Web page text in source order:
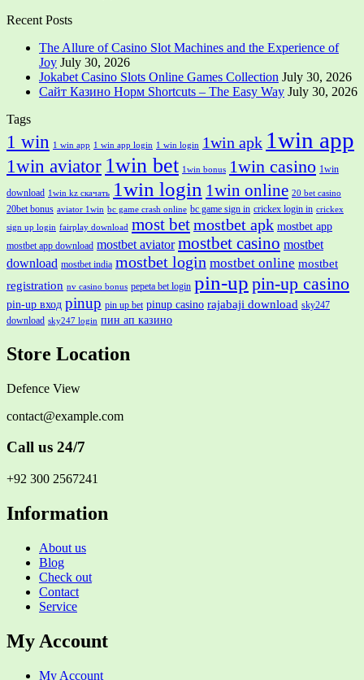
Recent Posts
The Allure of Casino Slot Machines and the Experience of
Joy July 30, 2026
Jokabet Casino Slots Online Games Collection July 30, 2026
Сайт Казино Норм Shortcuts – The Easy Way July 30, 2026
Tags
1 win 1 win app 1 win app login 1 win login 1win apk 1win app
1win aviator 1win bet 1win bonus 1win casino 1win
download 1win kz скачать 1win login 1win online 20 bet casino
20bet bonus aviator 1win bc game crash online bc game sign in crickex login in crickex
sign up login fairplay download most betmostbet apk mostbet app
mostbet app download mostbet aviator mostbet casino mostbet
download mostbet india mostbet login mostbet online mostbet
registration nv casino bonus pepeta bet login pin-up pin-up casino
pin-up вход pinup pin up bet pinup casino rajabaji download sky247
download sky247 login пин ап казино
Store Location
Defence View
contact@example.com
Call us 24/7
+92 300 2567241
Information
About us
Blog
Check out
Contact
Service
My Account
My Account